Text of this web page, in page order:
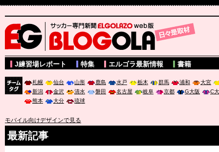
サッカー専門新聞ELGOLAZO web版 BLOGOLA
J練習場レポート 特集 エルゴラ最新情報 書籍
札幌 仙台 山形 鹿島 水戸 栃木 群馬 浦和
大宮
新潟
金沢 清水 磐田 名古屋 岐阜 京都 G大阪
C
熊本
大分 琉球
モバイル向けデザインで見る
最新記事